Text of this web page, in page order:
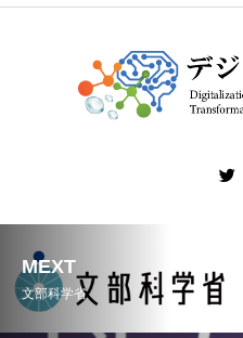
MEXT
文部科学省